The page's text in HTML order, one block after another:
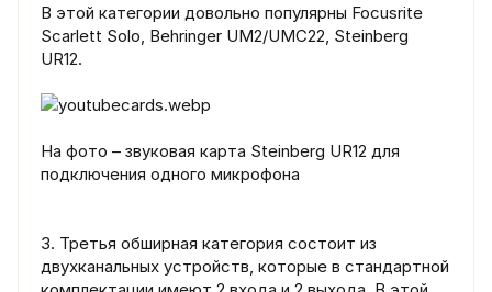
В этой категории довольно популярны Focusrite
Scarlett Solo, Behringer UM2/UMC22, Steinberg
UR12.
На фото – звуковая карта Steinberg UR12 для
подключения одного микрофона
3. Третья обширная категория состоит из
двухканальных устройств, которые в стандартной